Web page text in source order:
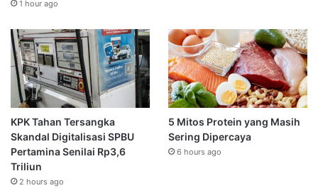
1 hour ago
KPK Tahan Tersangka
Skandal Digitalisasi SPBU
Pertamina Senilai Rp3,6
Triliun
2 hours ago
5 Mitos Protein yang Masih
Sering Dipercaya
6 hours ago